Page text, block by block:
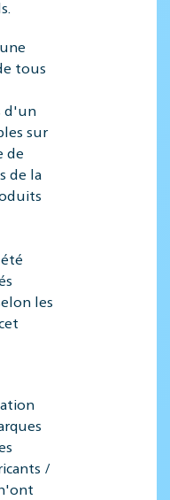
tous
d'un
sur
de
de la
les
/